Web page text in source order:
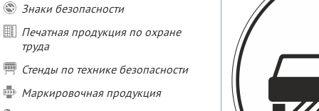
Знаки безопасности
Печатная продукция по охране
труда
Стенды по технике безопасности
Маркировочная продукция